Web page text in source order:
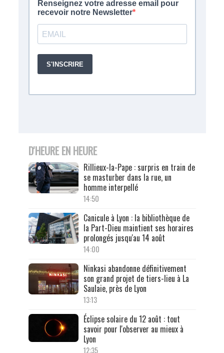
D'HEURE EN HEURE
Rillieux-la-Pape : surpris en train de
se masturber dans la rue, un
homme interpellé
14:50
Canicule à Lyon : la bibliothèque de
la Part-Dieu maintient ses horaires
prolongés jusqu'au 14 août
14:00
Ninkasi abandonne définitivement
son grand projet de tiers-lieu à La
Saulaie, près de Lyon
13:13
Éclipse solaire du 12 août : tout
savoir pour l'observer au mieux à
Lyon
12:35